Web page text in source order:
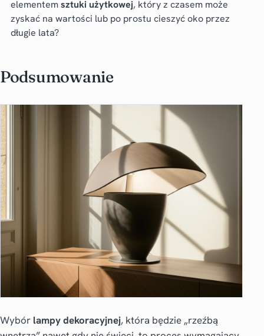
elementemsztuki użytkowej, który z czasem może
zyskać na wartości lub po prostu cieszyć oko przez
długie lata?
Podsumowanie
Wybór lampy dekoracyjnej, która będzie „rzeźbą